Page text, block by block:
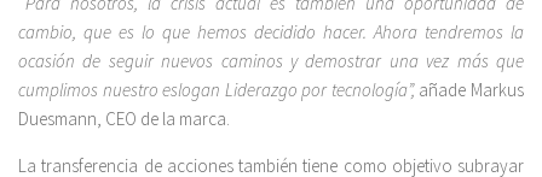
cambio, que es lo que hemos decidido hacer. Ahora tendremos la
ocasión de seguir nuevos caminos y demostrar una vez más que
cumplimos nuestro eslogan Liderazgo por tecnología”,añade Markus
Duesmann, CEO de la marca.
La transferencia de acciones también tiene como objetivo subrayar